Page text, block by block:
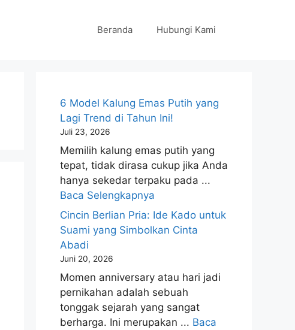
Beranda Hubungi Kami
6 Model Kalung Emas Putih yang
Lagi Trend di Tahun Ini!
Juli 23, 2026
Memilih kalung emas putih yang
tepat, tidak dirasa cukup jika Anda
hanya sekedar terpaku pada ...
Baca Selengkapnya
Cincin Berlian Pria: Ide Kado untuk
Suami yang Simbolkan Cinta
Abadi
Juni 20, 2026
Momen anniversary atau hari jadi
pernikahan adalah sebuah
tonggak sejarah yang sangat
berharga. Ini merupakan ... Baca